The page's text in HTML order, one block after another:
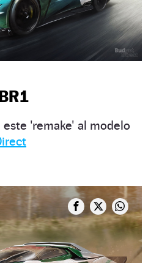
este 'remake' al modelo